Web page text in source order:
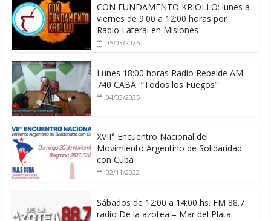
CON FUNDAMENTO KRIOLLO: lunes a
viernes de 9:00 a 12:00 horas por
Radio Lateral en Misiones
05/03/2025
Lunes 18:00 horas Radio Rebelde AM
740 CABA “Todos los Fuegos”
04/03/2025
XVII° Encuentro Nacional del
Movimiento Argentino de Solidaridad
con Cuba
02/11/2022
Sábados de 12:00 a 14;00 hs. FM 88.7
radio De la azotea – Mar del Plata